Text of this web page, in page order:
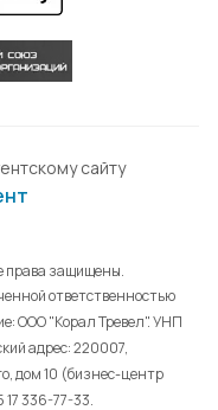
сайту
права защищены.
ответственностью
ООО "Корал Тревел". УНП
адрес: 220007,
дом 10 (бизнес-центр
17 336-77-33.